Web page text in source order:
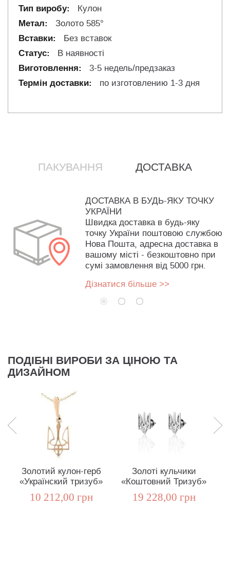
Кулон
Золото 585°
Без вставок
В наявності
3-5 недель/предзаказ
по изготовлению 1-3 дня
ПАКУВАННЯ ДОСТАВКА
ДОСТАВКА В БУДЬ-ЯКУ ТОЧКУ
УКРАЇНИ
Швидка доставка в будь-яку
точку України поштовою службою
Нова Пошта, адресна доставка в
вашому місті - безкоштовно при
сумі замовлення від 5000 грн.
Дізнатися більше >>
ПОДІБНІ ВИРОБИ ЗА ЦІНОЮ ТА
ДИЗАЙНОМ
Золотий кулон-герб
«Українский тризуб»
10 212,00 грн
Золоті кульчики
«Коштовний Тризуб»
19 228,00 грн